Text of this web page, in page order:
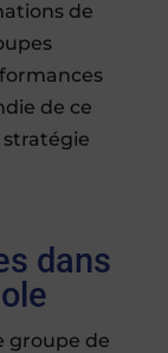
de
de ce
dans
groupe de